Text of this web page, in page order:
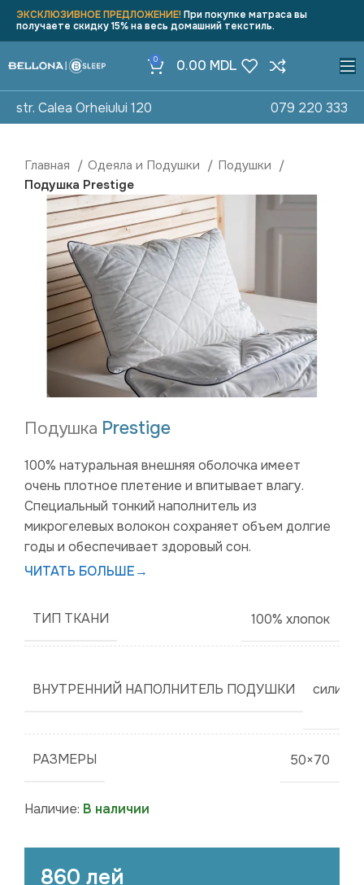
ЭКСКЛЮЗИВНОЕ ПРЕДЛОЖЕНИЕ!При покупке матраса вы
получаете скидку 15% на весь домашний текстиль.
0 0.00 MDL
str. Calea Orheiului 120 079 220 333
Главная Одеяла и Подушки
Подушки
Подушка Prestige
Подушка Prestige
100% натуральная внешняя оболочка имеет
очень плотное плетение и впитывает влагу.
Специальный тонкий наполнитель из
микрогелевых волокон сохраняет объем долгие
годы и обеспечивает здоровый сон.
ЧИТАТЬ БОЛЬШЕ→
ТИП ТКАНИ 100% хлопок
ВНУТРЕННИЙ НАПОЛНИТЕЛЬ ПОДУШКИ
РАЗМЕРЫ 50×70
Наличие: В наличии
860 лей